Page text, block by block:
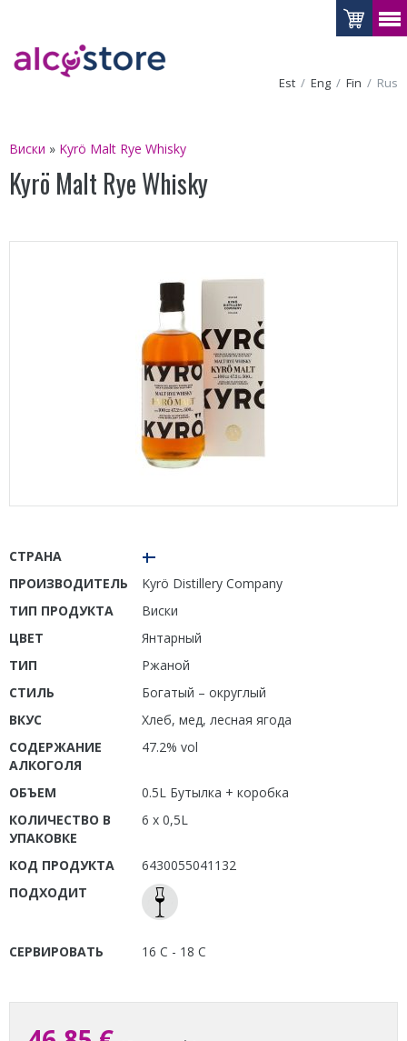
Est Eng Fin Rus
Виски » Kyrö Malt Rye Whisky
Kyrö Malt Rye Whisky
СТРАНА
ПРОИЗВОДИТЕЛЬ
Kyrö Distillery Company
ТИП ПРОДУКТА
Виски
ЦВЕТ
Янтарный
ТИП
Ржаной
СТИЛЬ
Богатый – округлый
ВКУС
Хлеб, мед, лесная ягода
СОДЕРЖАНИЕ
АЛКОГОЛЯ
47.2% vol
ОБЪЕМ
0.5L Бутылка + коробка
КОЛИЧЕСТВО В
УПАКОВКЕ
6 x 0,5L
КОД ПРОДУКТА
6430055041132
ПОДХОДИТ
СЕРВИРОВАТЬ 16 C - 18 C